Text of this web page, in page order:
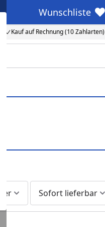
Kauf auf Rechnung (10 Zahlarten)
Wunschliste
Wunschliste
Sofort lieferbar